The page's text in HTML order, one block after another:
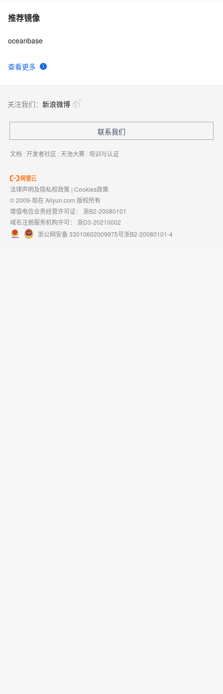
推荐镜像
查看更多
oceanbase
关注我们： 新浪微博
联系我们
文档 | 开发者社区 | 天池大赛 | 培训与认证
法律声明及隐私权政策 | Cookies政策
© 2009-现在 Aliyun.com 版权所有
增值电信业务经营许可证： 浙B2-20080101
域名注册服务机构许可： 浙D3-20210002
浙公网安备 33010602009975号浙B2-20080101-4